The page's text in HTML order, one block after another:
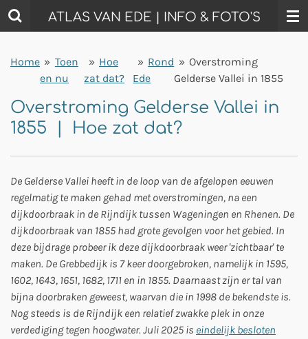
Ga
direct
de
hoofdinhoud
ATLAS VAN EDE | INFO & FOTO'S
Home » Toen
en nu
» Hoe
zat dat?
» Rond
Ede
» Overstroming
Gelderse Vallei in 1855
Overstroming Gelderse Vallei in
1855 | Hoe zat dat?
De Gelderse Vallei heeft in de loop van de afgelopen eeuwen
regelmatig te maken gehad met overstromingen, na een
dijkdoorbraak in de Rijndijk tussen Wageningen en Rhenen. De
dijkdoorbraak van 1855 had grote gevolgen voor het gebied. In
deze bijdrage probeer ik deze dijkdoorbraak weer 'zichtbaar' te
maken. De Grebbedijk is 7 keer doorgebroken, namelijk in 1595,
1602, 1643, 1651, 1682, 1711 en in 1855. Daarnaast zijn er tal van
bijna doorbraken geweest, waarvan die in 1998 de bekendste is.
Nog steeds is de Rijndijk een relatief zwakke plek in onze
verdediging tegen hoogwater. Juli 2025 is eindelijk besloten